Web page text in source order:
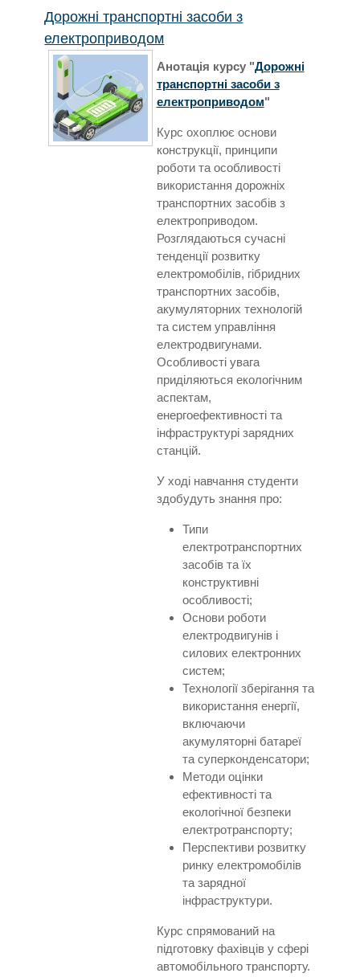
Дорожні транспортні засоби з
електроприводом
Анотація курсу "Дорожні
транспортні засоби з
електроприводом"
Курс охоплює основи
конструкції, принципи
роботи та особливості
використання дорожніх
транспортних засобів з
електроприводом.
Розглядаються сучасні
тенденції розвитку
електромобілів, гібридних
транспортних засобів,
акумуляторних технологій
та систем управління
електродвигунами.
Особливості увага
приділяються екологічним
аспектам,
енергоефективності та
інфраструктурі зарядних
станцій.
У ході навчання студенти
здобудуть знання про:
Типи
електротранспортних
засобів та їх
конструктивні
особливості;
Основи роботи
електродвигунів і
силових електронних
систем;
Технології зберігання та
використання енергії,
включаючи
акумуляторні батареї
та суперконденсатори;
Методи оцінки
ефективності та
екологічної безпеки
електротранспорту;
Перспективи розвитку
ринку електромобілів
та зарядної
інфраструктури.
Курс спрямований на
підготовку фахівців у сфері
автомобільного транспорту.